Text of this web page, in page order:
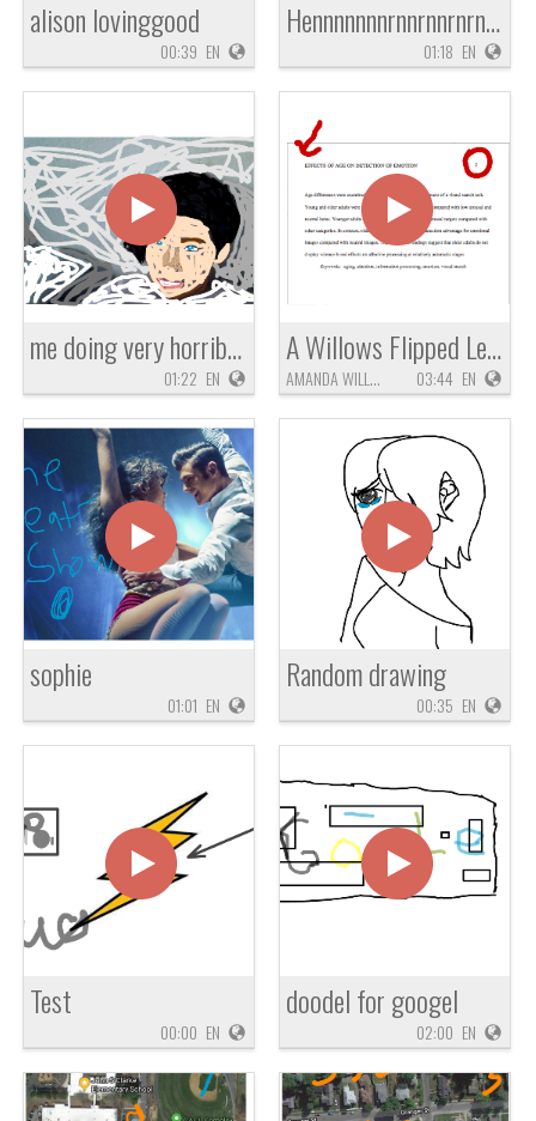
alison lovinggood
00:39 EN
Hennnnnnnrnnrnnrnrnrnrnr
01:18 EN
me doing very horrible drawing
01:22 EN
A Willows Flipped Learning Lesson
AMANDA WILLOWS 03:44 EN
sophie
01:01 EN
Random drawing
00:35 EN
Test
00:00 EN
doodel for googel
02:00 EN